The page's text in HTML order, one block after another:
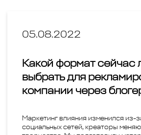
05.08.2022
Какой формат сейчас
выбрать для
компании через
Маркетинг влияния изменился из-
социальных сетей, креаторы